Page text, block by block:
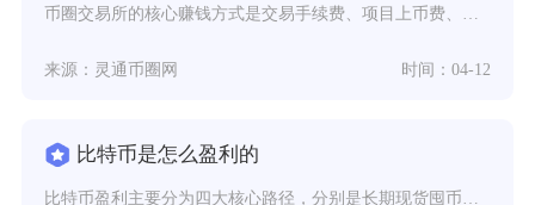
币圈交易所的核心赚钱方式是交易手续费、项目上币费、杠杆与衍生品收益、资产服务与平台币生态，
来源：灵通币圈网 时间：04-12
比特币是怎么盈利的